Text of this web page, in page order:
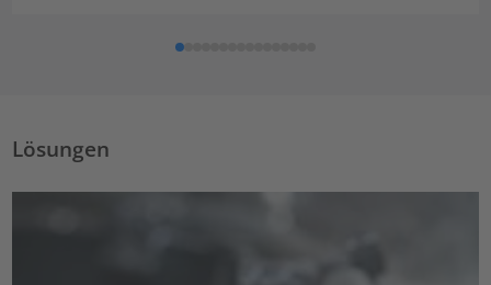
Lösungen